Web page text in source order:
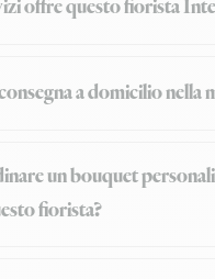
offre questo fiorista
a domicilio nella
un bouquet
fiorista?